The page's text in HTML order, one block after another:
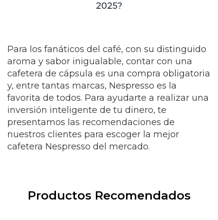
2025?
Para los fanáticos del café, con su distinguido
aroma y sabor inigualable, contar con una
cafetera de cápsula es una compra obligatoria
y, entre tantas marcas, Nespresso es la
favorita de todos. Para ayudarte a realizar una
inversión inteligente de tu dinero, te
presentamos las recomendaciones de
nuestros clientes para escoger la mejor
cafetera Nespresso del mercado.
Productos Recomendados